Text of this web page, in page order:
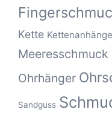
Kette
Meeresschmuck
Ohrhänger
Sandguss